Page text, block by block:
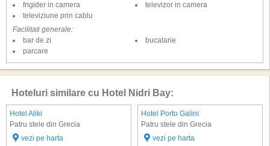
frigider in camera
televiziune prin cablu
televizor in camera
Facilitati generale:
bar de zi
bucatarie
parcare
Hoteluri similare cu Hotel Nidri Bay:
Hotel Aliki
Patru stele din Grecia
vezi pe harta
Hotel Porto Galini
Patru stele din Grecia
vezi pe harta